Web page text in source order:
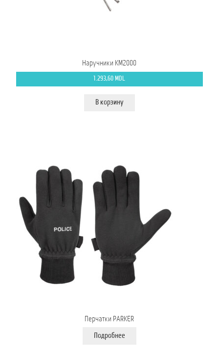
Наручники КМ2000
1.293,60 MDL
В корзину
Перчатки PARKER
Подробнее